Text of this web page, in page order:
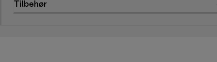
Tilbehør